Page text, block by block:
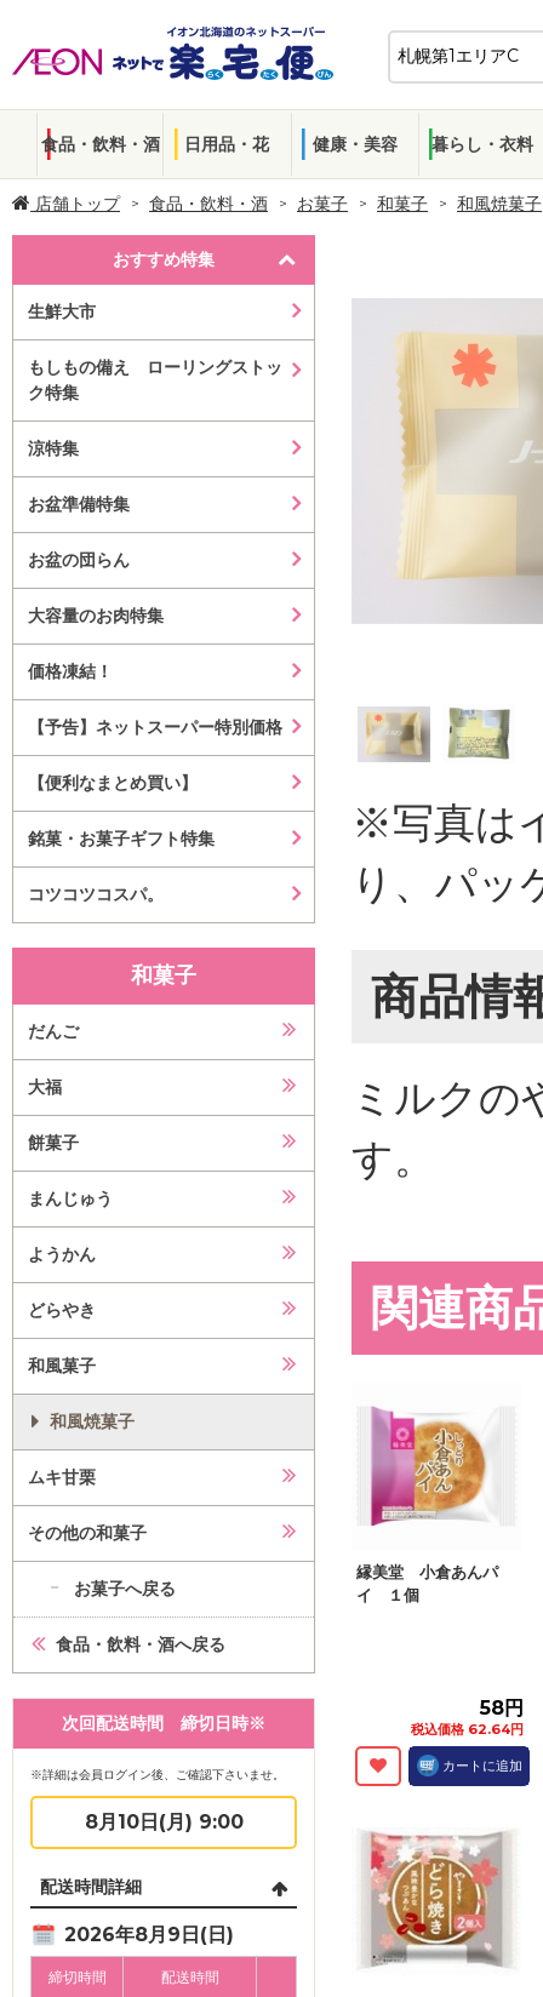
食品・飲料・酒 日用品・花 健康・美容 暮らし・衣料
店舗トップ 食品・飲料・酒 お菓子 和菓子 和風焼菓子
おすすめ特集
生鮮大市
もしもの備え ローリングストッ
ク特集
涼特集
お盆準備特集
お盆の団らん
大容量のお肉特集
価格凍結！
【予告】ネットスーパー特別価格
【便利なまとめ買い】
銘菓・お菓子ギフト特集
コツコツコスパ。
和菓子
だんご
大福
餅菓子
まんじゅう
ようかん
どらやき
和風菓子
和風焼菓子
ムキ甘栗
その他の和菓子
お菓子へ戻る
食品・飲料・酒へ戻る
次回配送時間 締切日時※
※詳細は会員ログイン後、ご確認下さいませ。
8月10日(月) 9:00
配送時間詳細
2026年8月9日(日)
締切時間 配送時間
※写真は
り、パッ
商品情
ミルクの
す。
関連商
縁美堂 小倉あんパ
イ １個
58円
税込価格 62.64円
カートに追加